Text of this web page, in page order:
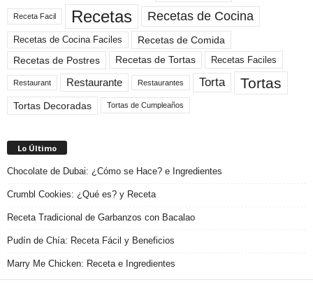
Receta Facil Recetas Recetas de Cocina
Recetas de Cocina Faciles
Recetas de Comida
Recetas de Postres
Recetas de Tortas Recetas Faciles
Restaurant Restaurante Restaurantes Torta Tortas
Tortas Decoradas Tortas de Cumpleaños
Lo Último
Chocolate de Dubai: ¿Cómo se Hace? e Ingredientes
Crumbl Cookies: ¿Qué es? y Receta
Receta Tradicional de Garbanzos con Bacalao
Pudín de Chía: Receta Fácil y Beneficios
Marry Me Chicken: Receta e Ingredientes